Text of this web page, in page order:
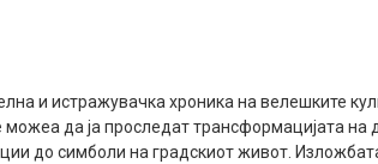
и истражувачка хроника на велешките
можеа да ја проследат трансформацијата
до симболи на градскиот живот.